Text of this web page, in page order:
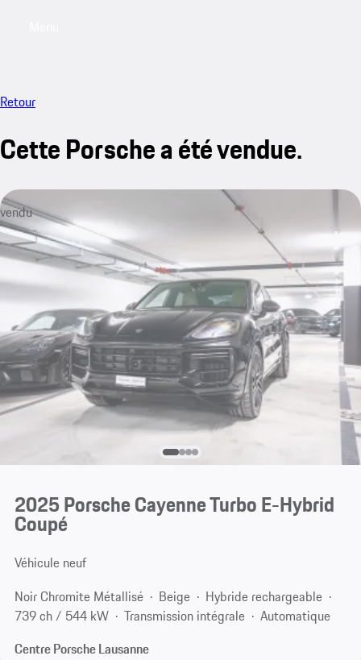
Retour
Cette Porsche a été vendue.
vendu
2025 Porsche Cayenne Turbo E-Hybrid
Coupé
Véhicule neuf
Noir Chromite Métallisé
Beige
Hybride rechargeable
739 ch / 544 kW
Transmission intégrale
Automatique
Centre Porsche Lausanne